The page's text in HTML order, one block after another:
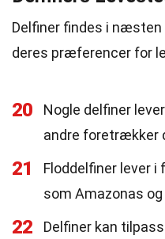
Delfiner findes i næsten
deres præferencer for
20
Nogle delfiner
andre foretrækker
21
Floddelfiner lever i
som Amazonas og
22
Delfiner kan